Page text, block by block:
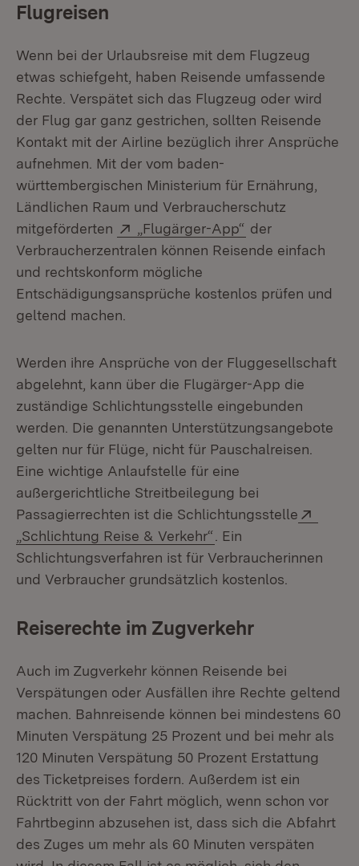
Flugreisen
Wenn bei der Urlaubsreise mit dem Flugzeug
etwas schiefgeht, haben Reisende umfassende
Rechte. Verspätet sich das Flugzeug oder wird
der Flug gar ganz gestrichen, sollten Reisende
Kontakt mit der Airline bezüglich ihrer Ansprüche
aufnehmen. Mit der vom baden-
württembergischen Ministerium für Ernährung,
Ländlichen Raum und Verbraucherschutz
mitgeförderten
Extern:
„Flugärger-App“ (Öffnet in
der
Verbraucherzentralen können Reisende einfach
und rechtskonform mögliche
Entschädigungsansprüche kostenlos prüfen und
geltend machen.
Werden ihre Ansprüche von der Fluggesellschaft
abgelehnt, kann über die Flugärger-App die
zuständige Schlichtungsstelle eingebunden
werden. Die genannten Unterstützungsangebote
gelten nur für Flüge, nicht für Pauschalreisen.
Eine wichtige Anlaufstelle für eine
außergerichtliche Streitbeilegung bei
Passagierrechten ist die Schlichtungsstelle
„Schlichtung Reise & Verkehr“ (Öffnet in neuem
. Ein
Schlichtungsverfahren ist für Verbraucherinnen
und Verbraucher grundsätzlich kostenlos.
Reiserechte im Zugverkehr
Auch im Zugverkehr können Reisende bei
Verspätungen oder Ausfällen ihre Rechte geltend
machen. Bahnreisende können bei mindestens 60
Minuten Verspätung 25 Prozent und bei mehr als
120 Minuten Verspätung 50 Prozent Erstattung
des Ticketpreises fordern. Außerdem ist ein
Rücktritt von der Fahrt möglich, wenn schon vor
Fahrtbeginn abzusehen ist, dass sich die Abfahrt
des Zuges um mehr als 60 Minuten verspäten